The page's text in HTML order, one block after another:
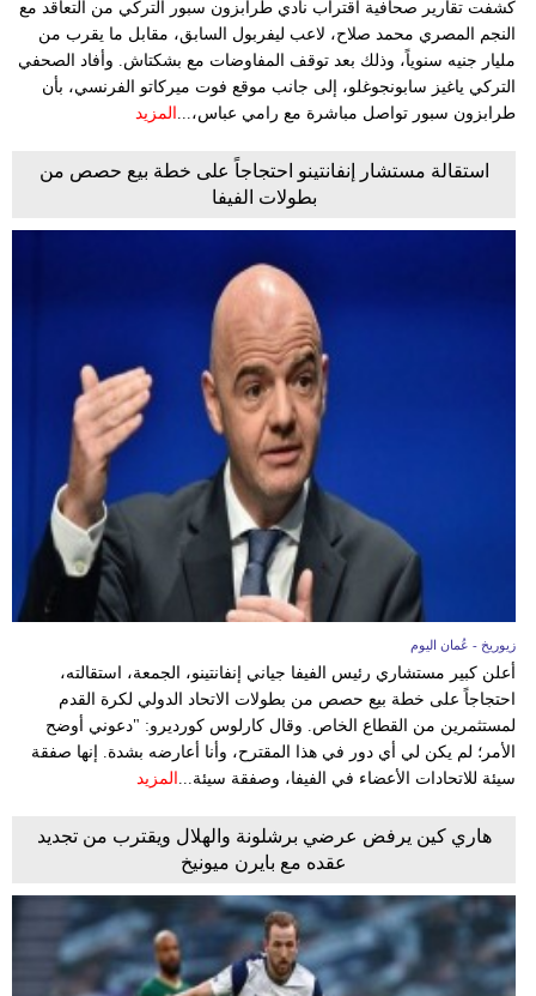
كشفت تقارير صحافية اقتراب نادي طرابزون سبور التركي من التعاقد مع
النجم المصري محمد صلاح، لاعب ليفربول السابق، مقابل ما يقرب من
مليار جنيه سنوياً، وذلك بعد توقف المفاوضات مع بشكتاش. وأفاد الصحفي
التركي ياغيز سابونجوغلو، إلى جانب موقع فوت ميركاتو الفرنسي، بأن
طرابزون سبور تواصل مباشرة مع رامي عباس،... المزيد
استقالة مستشار إنفانتينو احتجاجاً على خطة بيع حصص من
بطولات الفيفا
زيوريخ - عُمان اليوم
أعلن كبير مستشاري رئيس الفيفا جياني إنفانتينو، الجمعة، استقالته،
احتجاجاً على خطة بيع حصص من بطولات الاتحاد الدولي لكرة القدم
لمستثمرين من القطاع الخاص. وقال كارلوس كورديرو: "دعوني أوضح
الأمر؛ لم يكن لي أي دور في هذا المقترح، وأنا أعارضه بشدة. إنها صفقة
سيئة للاتحادات الأعضاء في الفيفا، وصفقة سيئة...
المزيد
هاري كين يرفض عرضي برشلونة والهلال ويقترب من تجديد
عقده مع بايرن ميونيخ